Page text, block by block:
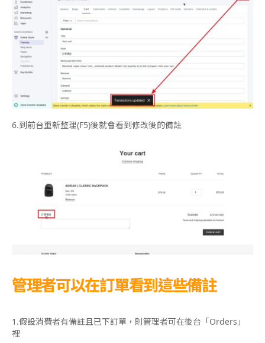
6.到前台重新整理(F5)後就會看到修改後的備註
管理者可以在訂單看到這些備註
1.假設消費者有備註且已下訂單，則管理者可在後台「Orders 」
裡